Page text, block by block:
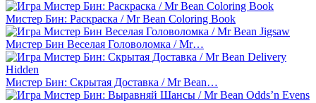
Мистер Бин: Раскраска / Mr Bean Coloring Book
Мистер Бин Веселая Головоломка / Mr…
Мистер Бин: Скрытая Доставка / Mr Bean…